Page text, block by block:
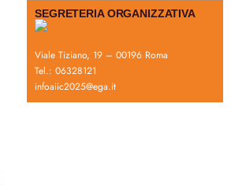
SEGRETERIA ORGANIZZATIVA
Viale Tiziano, 19 – 00196 Roma
Tel.: 06328121
infoaiic2025@ega.it